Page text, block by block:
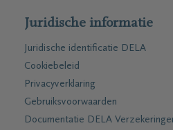
Juridische informatie
Juridische identificatie DELA
Cookiebeleid
Privacyverklaring
Gebruiksvoorwaarden
Documentatie DELA